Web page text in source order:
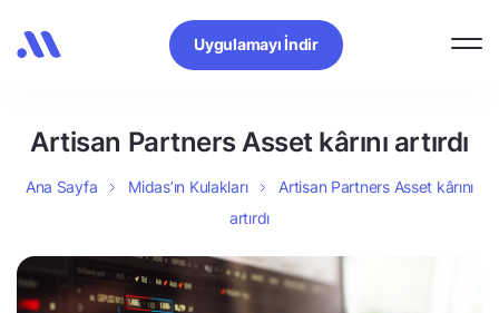
Uygulamayı İndir
Artisan Partners Asset kârını artırdı
Ana Sayfa Midas’ın Kulakları
Artisan Partners Asset kârını
artırdı